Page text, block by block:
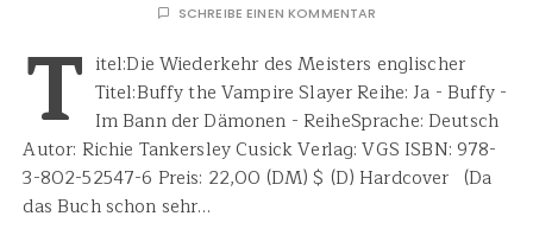
SCHREIBE EINEN KOMMENTAR
T itel:Die Wiederkehr des Meisters englischer
Titel:Buffy the Vampire Slayer Reihe: Ja - Buffy -
Im Bann der Dämonen - ReiheSprache: Deutsch
Autor: Richie Tankersley Cusick Verlag: VGS ISBN: 978-
3-802-52547-6 Preis: 22,00 (DM) $ (D) Hardcover (Da
das Buch schon sehr…